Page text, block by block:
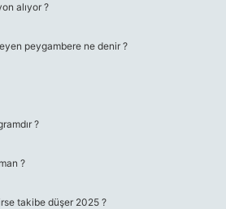
alıyor ?
peygambere ne denir ?
?
?
takibe düşer 2025 ?